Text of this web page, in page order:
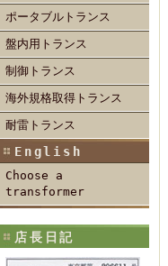
ポータブルトランス
盤内用トランス
制御トランス
海外規格取得トランス
耐雷トランス
English
Choose a
transformer
店長日記